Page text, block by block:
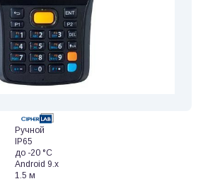
Ручной
IP65
до -20 °C
Android 9.x
1.5 м